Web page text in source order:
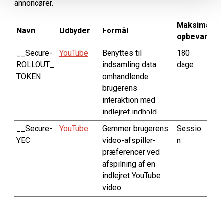
annoncører.
Navn Udbyder Formål
Maksimal
__Secure-
ROLLOUT_
TOKEN
YouTube
Benyttes til
indsamling data
omhandlende
brugerens
interaktion med
indlejret indhold.
180
dage
__Secure-
YEC
YouTube
Gemmer brugerens
video-afspiller-
præferencer ved
afspilning af en
indlejret YouTube
video
Sessio
n